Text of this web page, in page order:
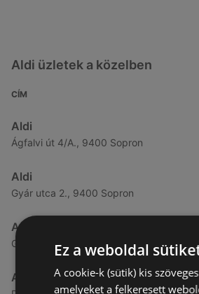
Aldi üzletek a közelben
CÍM
Aldi
Ágfalvi út 4/A., 9400 Sopron
Aldi
Gyár utca 2., 9400 Sopron
Aldi
Győri út 45., 9400 Sopron
Aldi
Ez a weboldal
A cookie-k (sütik) kis
amelyeket a felkeresett